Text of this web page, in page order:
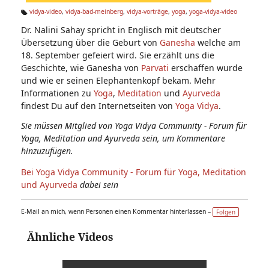
n:
g
s:
vidya-video, vidya-bad-meinberg, vidya-vorträge, yoga, yoga-vidya-video
Dr. Nalini Sahay spricht in Englisch mit deutscher
Übersetzung über die Geburt von Ganesha welche am
18. September gefeiert wird. Sie erzählt uns die
Geschichte, wie Ganesha von Parvati erschaffen wurde
und wie er seinen Elephantenkopf bekam. Mehr
Informationen zu Yoga, Meditation und Ayurveda
findest Du auf den Internetseiten von Yoga Vidya.
Sie müssen Mitglied von Yoga Vidya Community - Forum für
Yoga, Meditation und Ayurveda sein, um Kommentare
hinzuzufügen.
Bei Yoga Vidya Community - Forum für Yoga, Meditation
und Ayurveda dabei sein
E-Mail an mich, wenn Personen einen Kommentar hinterlassen – Folgen
Ähnliche Videos